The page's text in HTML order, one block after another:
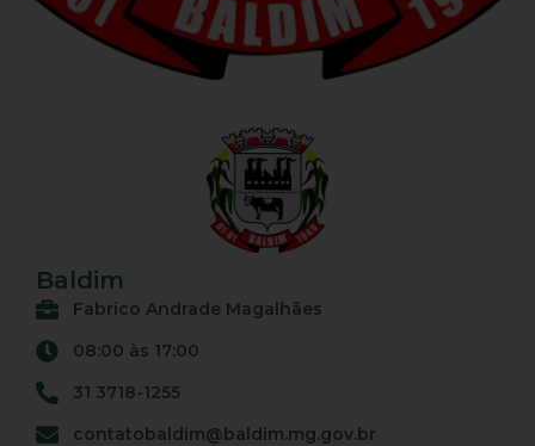
Baldim
Fabrico Andrade Magalhães
08:00 às 17:00
31 3718-1255
contatobaldim@baldim.mg.gov.br